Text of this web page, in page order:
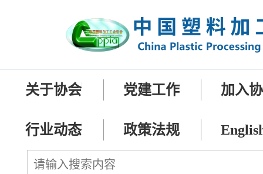
关于协会 党建工作 加入
行业动态 政策法规